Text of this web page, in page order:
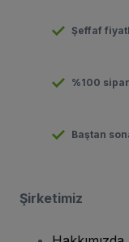
Şeffaf
%100
Baştan
Şirketimiz